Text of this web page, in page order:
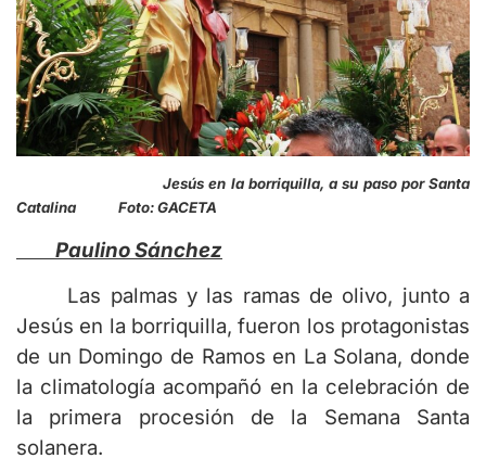
Jesús en la borriquilla, a su paso por Santa
Catalina Foto: GACETA
Paulino Sánchez
Las palmas y las ramas de olivo, junto a
Jesús en la borriquilla, fueron los protagonistas
de un Domingo de Ramos en La Solana, donde
la climatología acompañó en la celebración de
la primera procesión de la Semana Santa
solanera.